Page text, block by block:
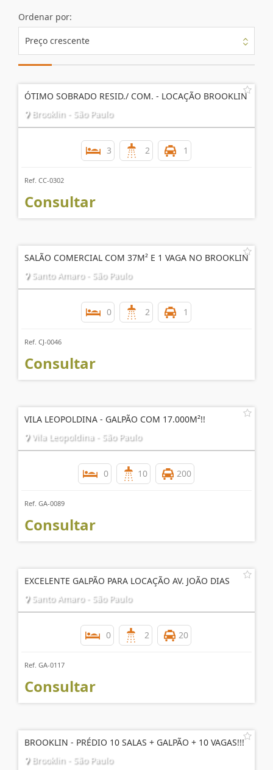
Ordenar por:
Preço crescente
ÓTIMO SOBRADO RESID./ COM. - LOCAÇÃO BROOKLIN
Brooklin - São Paulo
3 2 1
Ref. CC-0302
Consultar
SALÃO COMERCIAL COM 37M² E 1 VAGA NO BROOKLIN
Santo Amaro - São Paulo
0 2 1
Ref. CJ-0046
Consultar
VILA LEOPOLDINA - GALPÃO COM 17.000M²!!
Vila Leopoldina - São Paulo
0 10 200
Ref. GA-0089
Consultar
EXCELENTE GALPÃO PARA LOCAÇÃO AV. JOÃO DIAS
Santo Amaro - São Paulo
0 2 20
Ref. GA-0117
Consultar
BROOKLIN - PRÉDIO 10 SALAS + GALPÃO + 10 VAGAS!!!
Brooklin - São Paulo